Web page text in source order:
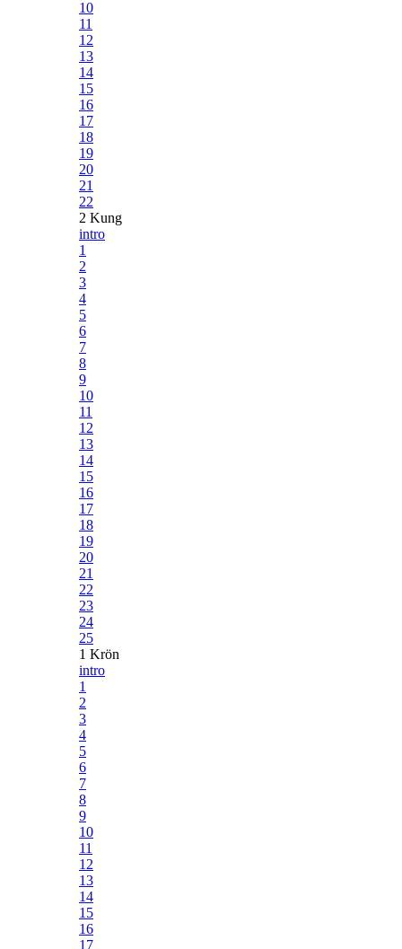
10
11
12
13
14
15
16
17
18
19
20
21
22
2 Kung
intro
1
2
3
4
5
6
7
8
9
10
11
12
13
14
15
16
17
18
19
20
21
22
23
24
25
1 Krön
intro
1
2
3
4
5
6
7
8
9
10
11
12
13
14
15
16
17